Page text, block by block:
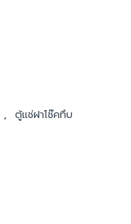
, ตู้แช่ฝาโช๊คทึบ